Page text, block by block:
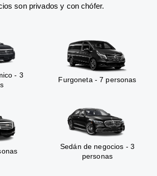
son privados y con chófer.
- 3
Furgoneta - 7 personas
Sedán de negocios - 3
personas